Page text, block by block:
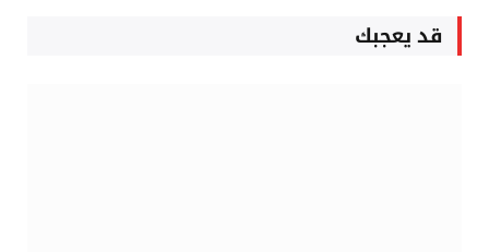
قد يعجبك